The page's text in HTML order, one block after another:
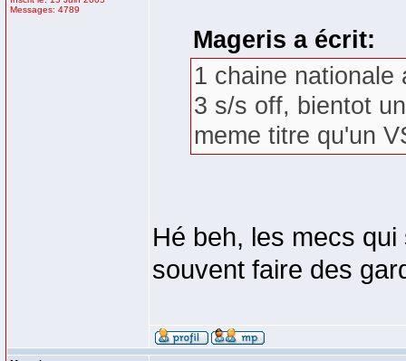
Messages: 4789
Mageris a écrit:
1 chaine nationale
3 s/s off, bientot
meme titre qu'un
Hé beh, les mecs
souvent faire des